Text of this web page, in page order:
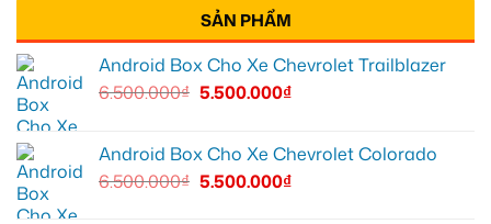
SẢN PHẨM
Android Box Cho Xe Chevrolet Trailblazer
6.500.000₫ 5.500.000₫
Android Box Cho Xe Chevrolet Colorado
6.500.000₫ 5.500.000₫